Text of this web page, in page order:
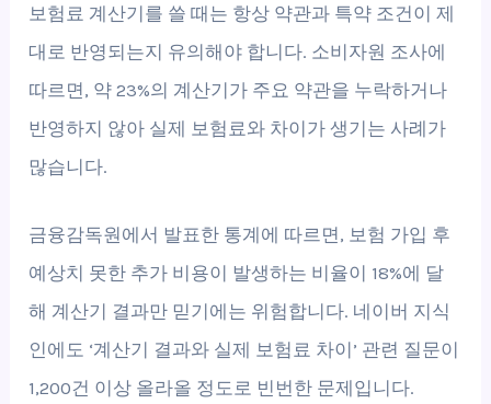
보험료 계산기를 쓸 때는 항상 약관과 특약 조건이 제
대로 반영되는지 유의해야 합니다. 소비자원 조사에
따르면, 약 23%의 계산기가 주요 약관을 누락하거나
반영하지 않아 실제 보험료와 차이가 생기는 사례가
많습니다.
금융감독원에서 발표한 통계에 따르면, 보험 가입 후
예상치 못한 추가 비용이 발생하는 비율이 18%에 달
해 계산기 결과만 믿기에는 위험합니다. 네이버 지식
인에도 ‘계산기 결과와 실제 보험료 차이’ 관련 질문이
1,200건 이상 올라올 정도로 빈번한 문제입니다.